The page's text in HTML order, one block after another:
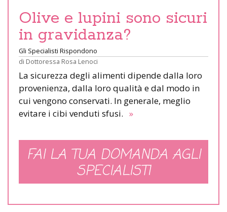
Olive e lupini sono sicuri
in gravidanza?
Gli Specialisti Rispondono
di Dottoressa Rosa Lenoci
La sicurezza degli alimenti dipende dalla loro
provenienza, dalla loro qualità e dal modo in
cui vengono conservati. In generale, meglio
evitare i cibi venduti sfusi. »
FAI LA TUA DOMANDA AGLI
SPECIALISTI